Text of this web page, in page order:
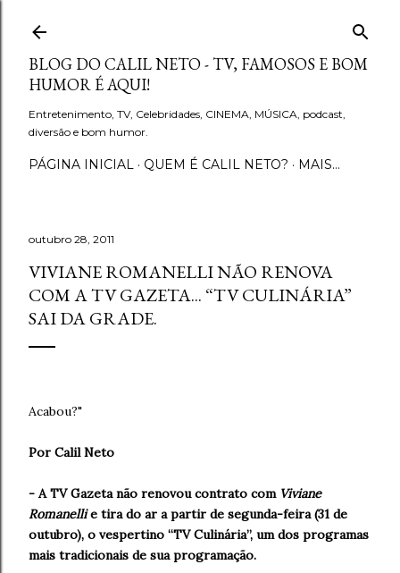
Pular para o conteúdo principal
BLOG DO CALIL NETO - TV, FAMOSOS E BOM
HUMOR É AQUI!
Entretenimento, TV, Celebridades, CINEMA, MÚSICA, podcast,
diversão e bom humor.
PÁGINA INICIAL QUEM É CALIL NETO? MAIS…
outubro 28, 2011
VIVIANE ROMANELLI NÃO RENOVA
COM A TV GAZETA... “TV CULINÁRIA”
SAI DA GRADE.
Acabou?"
Por Calil Neto
- A TV Gazeta não renovou contrato com Viviane
Romanellie tira do ar a partir de segunda-feira (31 de
outubro), o vespertino “TV Culinária”, um dos programas
mais tradicionais de sua programação.